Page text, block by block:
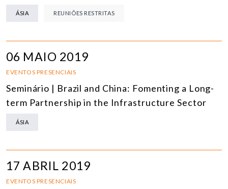
ÁSIA REUNIÕES RESTRITAS
06 MAIO 2019
EVENTOS PRESENCIAIS
Seminário | Brazil and China: Fomenting a Long-
term Partnership in the Infrastructure Sector
ÁSIA
17 ABRIL 2019
EVENTOS PRESENCIAIS